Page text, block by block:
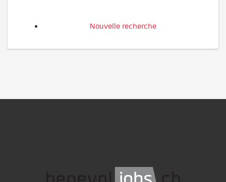
Nouvelle recherche